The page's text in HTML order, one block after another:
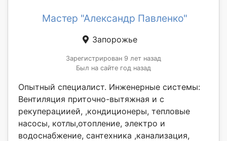
Мастер "Александр Павленко"
Запорожье
Зарегистрирован 9 лет назад
Был на сайте год назад
Опытный специалист. Инженерные системы:
Вентиляция приточно-вытяжная и с
рекуперациией, ,кондиционеры, тепловые
насосы, котлы,отопление, электро и
водоснабжение, сантехника ,канализация,